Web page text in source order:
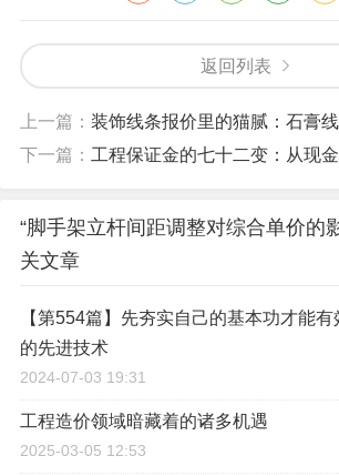
返回列表
上一篇： 装饰线条报价里的猫腻：石膏
下一篇： 工程保证金的七十二变：从现金保
“脚手架立杆间距调整对综合单价的
关文章
【第554篇】先夯实自己的基本功才能
的先进技术
2024-07-03 19:31
工程造价领域暗藏着的诸多机遇
2025-03-05 12:53